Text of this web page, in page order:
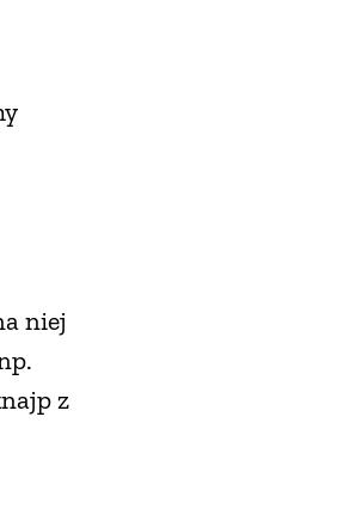
niej
z